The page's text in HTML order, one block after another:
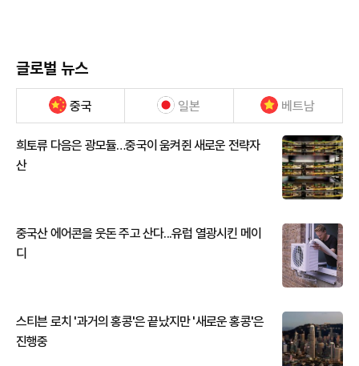
글로벌 뉴스
중국 일본 베트남
희토류 다음은 광모듈…중국이 움켜쥔 새로운 전략자
산
중국산 에어콘을 웃돈 주고 산다...유럽 열광시킨 메이
디
스티븐 로치 '과거의 홍콩'은 끝났지만 '새로운 홍콩'은
진행중